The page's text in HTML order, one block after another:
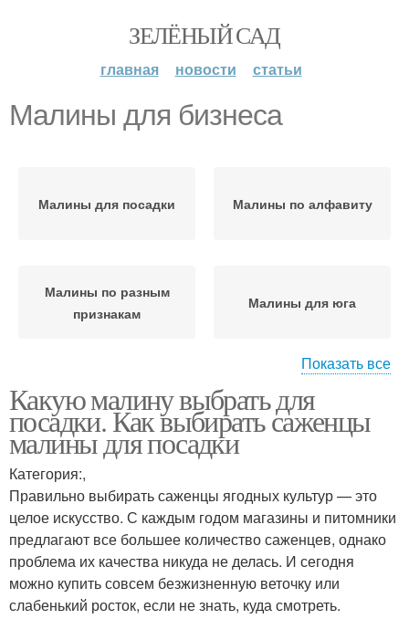
ЗЕЛЁНЫЙ САД
главная новости статьи
Малины для бизнеса
Малины для посадки Малины по алфавиту
Малины по разным
признакам
Малины для юга
полосы
Малины с фото
Малины для
выращивания
Малины в сибири
Малины для
подмосковья
Малин для сибири
Показать все
Какую малину выбрать для
посадки. Как выбирать саженцы
малины для посадки
Категория:,
Правильно выбирать саженцы ягодных культур — это
целое искусство. С каждым годом магазины и питомники
предлагают все большее количество саженцев, однако
проблема их качества никуда не делась. И сегодня
можно купить совсем безжизненную веточку или
слабенький росток, если не знать, куда смотреть.